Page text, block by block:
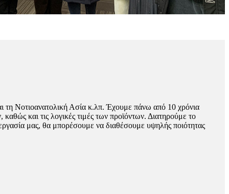
τη Νοτιοανατολική Ασία κ.λπ. Έχουμε πάνω από 10 χρόνια
και τις λογικές τιμές των προϊόντων. Διατηρούμε το
μας, θα μπορέσουμε να διαθέσουμε υψηλής ποιότητας